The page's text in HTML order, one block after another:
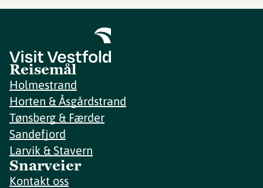
Reisemål
Holmestrand
Horten & Åsgårdstrand
Tønsberg & Færder
Sandefjord
Larvik & Stavern
Snarveier
Kontakt oss